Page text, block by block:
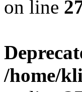
on line
/home/